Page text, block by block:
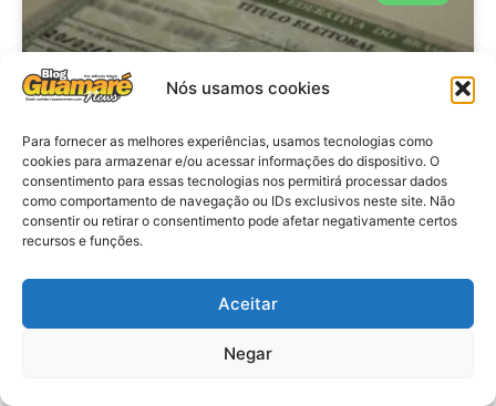
Nós usamos cookies
Para fornecer as melhores experiências, usamos tecnologias como
cookies para armazenar e/ou acessar informações do dispositivo. O
consentimento para essas tecnologias nos permitirá processar dados
como comportamento de navegação ou IDs exclusivos neste site. Não
consentir ou retirar o consentimento pode afetar negativamente certos
recursos e funções.
Aceitar
Negar
Brasil: Policia Federal investiga
antes das eleições